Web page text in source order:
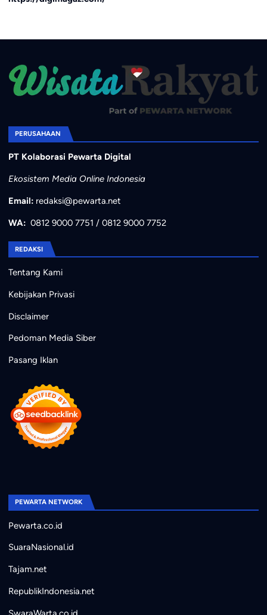
PERUSAHAAN
PT Kolaborasi Pewarta Digital
Ekosistem Media Online Indonesia
Email: redaksi@pewarta.net
WA: 0812 9000 7751 / 0812 9000 7752
REDAKSI
Tentang Kami
Kebijakan Privasi
Disclaimer
Pedoman Media Siber
Pasang Iklan
PEWARTA NETWORK
Pewarta.co.id
SuaraNasional.id
Tajam.net
RepublikIndonesia.net